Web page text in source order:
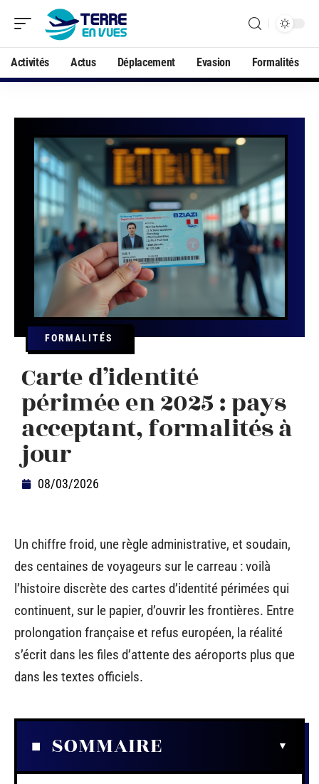
Activités Actus Déplacement Evasion Formalités
FORMALITÉS
Carte d’identité
périmée en 2025 : pays
acceptant, formalités à
jour
08/03/2026
Un chiffre froid, une règle administrative, et soudain,
des centaines de voyageurs sur le carreau : voilà
l’histoire discrète des cartes d’identité périmées qui
continuent, sur le papier, d’ouvrir les frontières. Entre
prolongation française et refus européen, la réalité
s’écrit dans les files d’attente des aéroports plus que
dans les textes officiels.
SOMMAIRE